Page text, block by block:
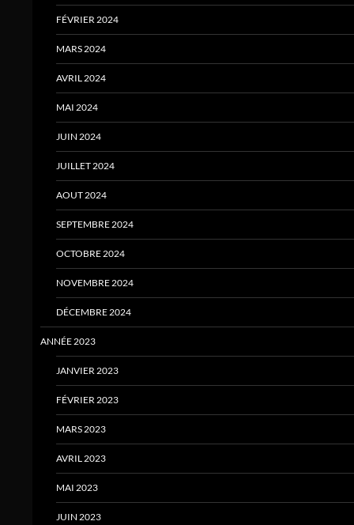
FÉVRIER 2024
MARS 2024
AVRIL 2024
MAI 2024
JUIN 2024
JUILLET 2024
AOUT 2024
SEPTEMBRE 2024
OCTOBRE 2024
NOVEMBRE 2024
DÉCEMBRE 2024
ANNÉE 2023
JANVIER 2023
FÉVRIER 2023
MARS 2023
AVRIL 2023
MAI 2023
JUIN 2023